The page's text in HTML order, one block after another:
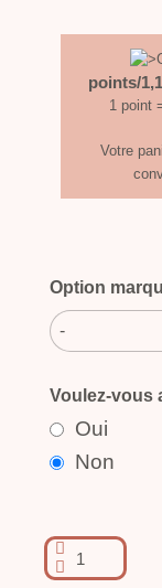
points/
1 point
Votre
Option
-
Voulez-vous
Oui
Non